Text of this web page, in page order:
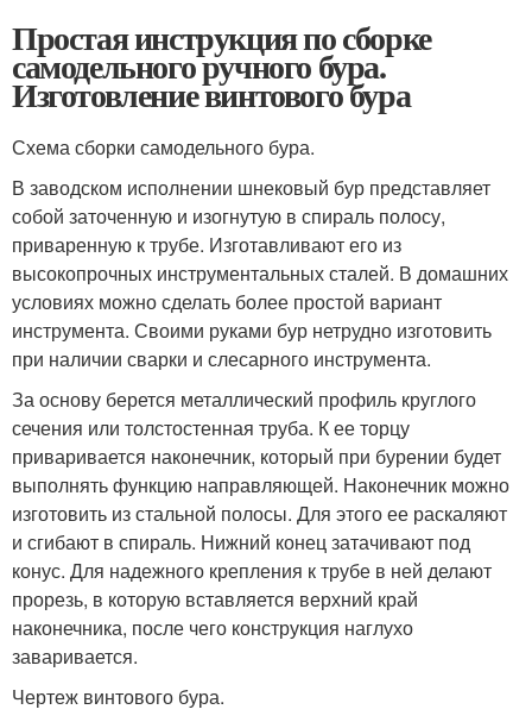
Простая инструкция по сборке
самодельного ручного бура.
Изготовление винтового бура
Схема сборки самодельного бура.
В заводском исполнении шнековый бур представляет
собой заточенную и изогнутую в спираль полосу,
приваренную к трубе. Изготавливают его из
высокопрочных инструментальных сталей. В домашних
условиях можно сделать более простой вариант
инструмента. Своими руками бур нетрудно изготовить
при наличии сварки и слесарного инструмента.
За основу берется металлический профиль круглого
сечения или толстостенная труба. К ее торцу
приваривается наконечник, который при бурении будет
выполнять функцию направляющей. Наконечник можно
изготовить из стальной полосы. Для этого ее раскаляют
и сгибают в спираль. Нижний конец затачивают под
конус. Для надежного крепления к трубе в ней делают
прорезь, в которую вставляется верхний край
наконечника, после чего конструкция наглухо
заваривается.
Чертеж винтового бура.